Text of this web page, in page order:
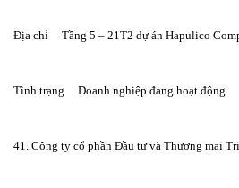
Địa chỉ     Tầng 5 – 21T2 dự án Hapulico
Tình trạng     Doanh nghiệp đang hoạt động
41. Công ty cổ phần Đầu tư và Thương mại